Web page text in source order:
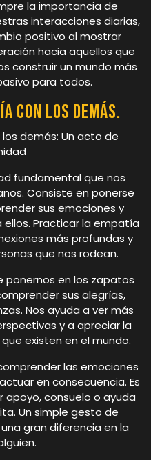
la importancia de
interacciones diarias,
positivo al mostrar
hacia aquellos que
construir un mundo más
para todos.
con los demás.
demás: Un acto de
fundamental que nos
Consiste en ponerse
sus emociones y
Practicar la empatía
más profundas y
que nos rodean.
en los zapatos
sus alegrías,
Nos ayuda a ver más
y a apreciar la
existen en el mundo.
las emociones
en consecuencia. Es
consuelo o ayuda
Un simple gesto de
gran diferencia en la